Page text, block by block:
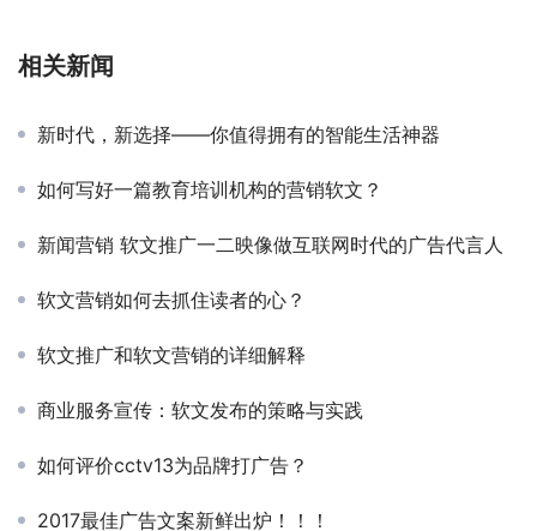
相关新闻
新时代，新选择——你值得拥有的智能生活神器
如何写好一篇教育培训机构的营销软文？
新闻营销 软文推广一二映像做互联网时代的广告代言人
软文营销如何去抓住读者的心？
软文推广和软文营销的详细解释
商业服务宣传：软文发布的策略与实践
如何评价cctv13为品牌打广告？
2017最佳广告文案新鲜出炉！！！